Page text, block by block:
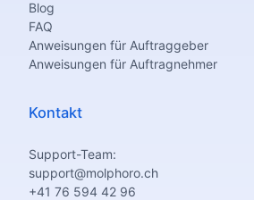
Blog
FAQ
Anweisungen für Auftraggeber
Anweisungen für Auftragnehmer
Kontakt
Support-Team:
support@molphoro.ch
+41 76 594 42 96